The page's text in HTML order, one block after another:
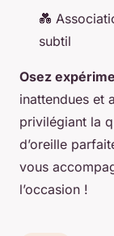
💑
subtil
Osez
inattendues et
privilégiant la
d’oreille
vous
l’occasion !